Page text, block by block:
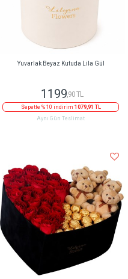
Yuvarlak Beyaz Kutuda Lila Gül
1199,90 TL
Sepette % 10 indirim 1079,91 TL
Aynı Gün Teslimat